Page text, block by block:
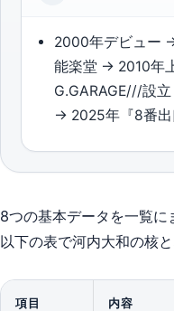
2000年デビュー
能楽堂 → 2010年
G.GARAGE///設
→ 2025年『8番出
8つの基本データを一覧に
以下の表で河内大和の核
項目 内容